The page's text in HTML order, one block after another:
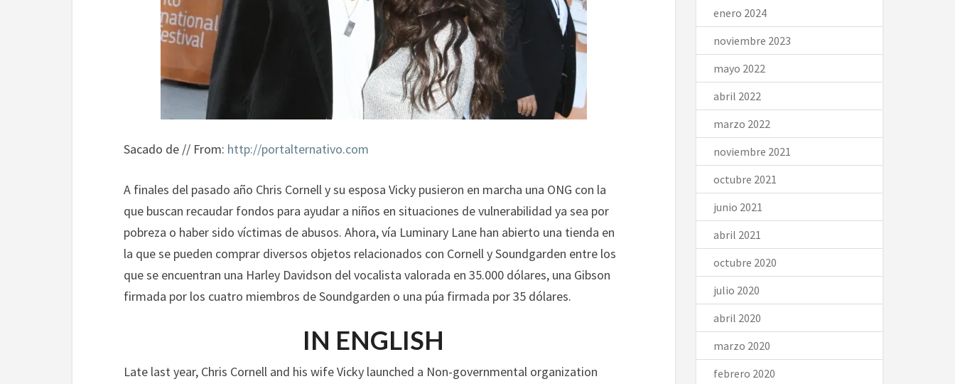
Sacado de // From: http://portalternativo.com
A finales del pasado año Chris Cornell y su esposa Vicky pusieron en marcha una ONG con la
que buscan recaudar fondos para ayudar a niños en situaciones de vulnerabilidad ya sea por
pobreza o haber sido víctimas de abusos. Ahora, vía Luminary Lane han abierto una tienda en
la que se pueden comprar diversos objetos relacionados con Cornell y Soundgarden entre los
que se encuentran una Harley Davidson del vocalista valorada en 35.000 dólares, una Gibson
firmada por los cuatro miembros de Soundgarden o una púa firmada por 35 dólares.
IN ENGLISH
Late last year, Chris Cornell and his wife Vicky launched a Non-governmental organization
enero 2024
noviembre 2023
mayo 2022
abril 2022
marzo 2022
noviembre 2021
octubre 2021
junio 2021
abril 2021
octubre 2020
julio 2020
abril 2020
marzo 2020
febrero 2020